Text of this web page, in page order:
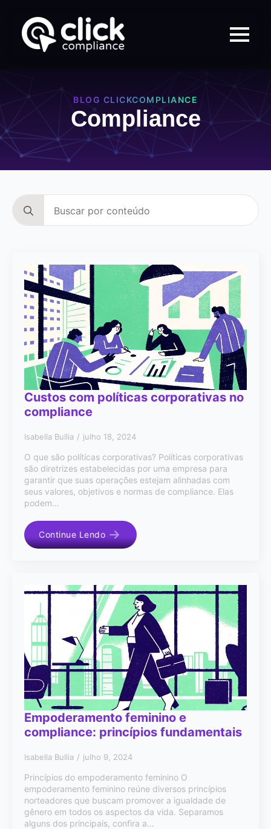
BLOG CLICKCOMPLIANCE
Compliance
for:
Custos com políticas corporativas no
compliance
Isabella Bullia julho 18, 2024
O que são políticas corporativas? Políticas corporativas
são diretrizes estabelecidas por uma empresa para
garantir que suas operações estejam alinhadas com
seus valores, objetivos e normas de compliance. Elas
podem…
Continue Lendo
Empoderamento feminino e
compliance: princípios fundamentais
Isabella Bullia julho 9, 2024
Princípios do empoderamento feminino O
empoderamento feminino reúne diversos princípios
norteadores que buscam promover a igualdade de
gênero em todos os aspectos da vida. Separamos
alguns dos principais, confira a…